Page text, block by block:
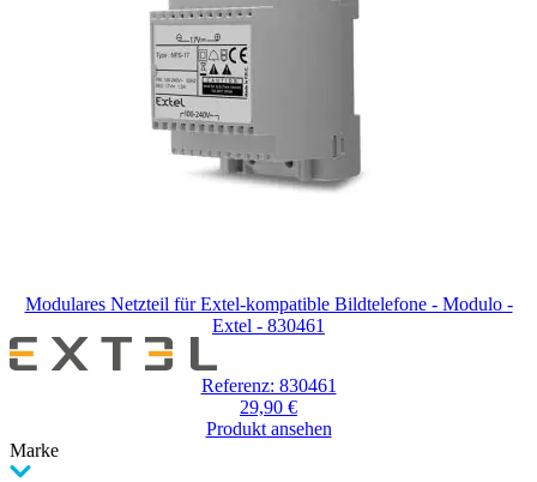
Modulares Netzteil für Extel-kompatible Bildtelefone - Modulo -
Extel - 830461
Referenz: 830461
29,90 €
Produkt ansehen
Marke